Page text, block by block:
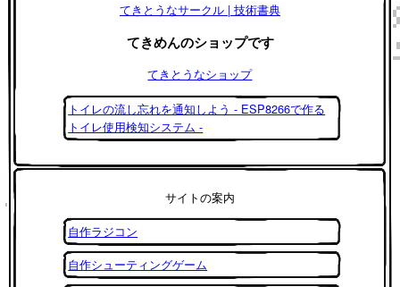
てきとうなサークル | 技術書典
てきめんのショップです
てきとうなショップ
トイレの流し忘れを通知しよう - ESP8266で作る
トイレ使用検知システム -
サイトの案内
自作ラジコン
自作シューティングゲーム